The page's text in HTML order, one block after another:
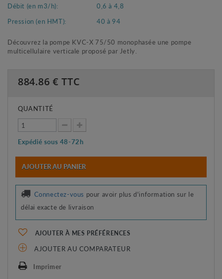
Débit (en m3/h):
0,6 à 4,8
Pression (en HMT):
40 à 94
Découvrez la pompe KVC-X 75/50 monophasée une pompe
multicellulaire verticale proposé par Jetly.
884.86 € TTC
QUANTITÉ
Expédié sous 48-72h
AJOUTER AU PANIER
Connectez-vous pour avoir plus d'information sur le
délai exacte de livraison
AJOUTER À MES PRÉFÉRENCES
AJOUTER AU COMPARATEUR
Imprimer